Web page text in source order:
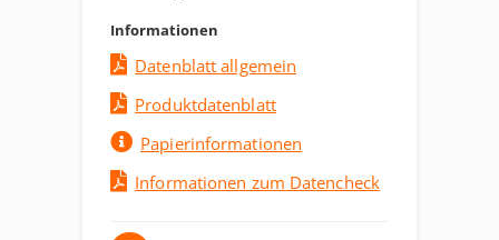
Informationen
Datenblatt allgemein
Produktdatenblatt
Papierinformationen
Informationen zum Datencheck